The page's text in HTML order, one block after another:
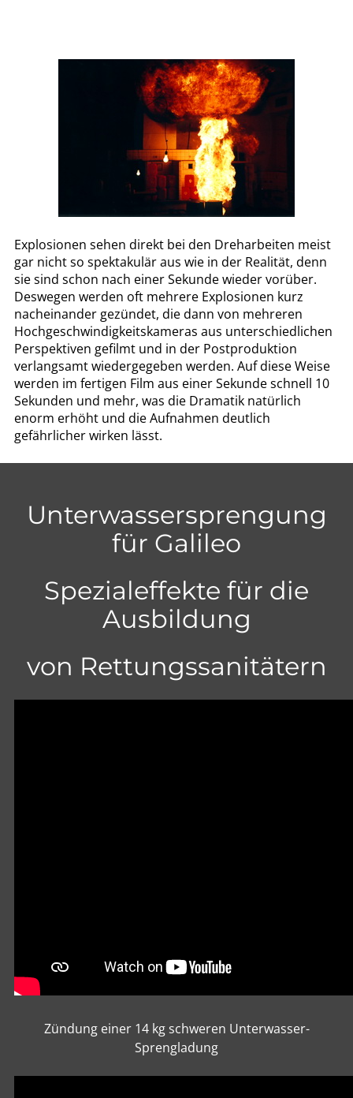
Explosionen sehen direkt bei den Dreharbeiten meist
gar nicht so spektakulär aus wie in der Realität, denn
sie sind schon nach einer Sekunde wieder vorüber.
Deswegen werden oft mehrere Explosionen kurz
nacheinander gezündet, die dann von mehreren
Hochgeschwindigkeitskameras aus unterschiedlichen
Perspektiven gefilmt und in der Postproduktion
verlangsamt wiedergegeben werden. Auf diese Weise
werden im fertigen Film aus einer Sekunde schnell 10
Sekunden und mehr, was die Dramatik natürlich
enorm erhöht und die Aufnahmen deutlich
gefährlicher wirken lässt.
Unterwassersprengung
für Galileo
Spezialeffekte für die
Ausbildung
von Rettungssanitätern
Zündung einer 14 kg schweren Unterwasser-
Sprengladung